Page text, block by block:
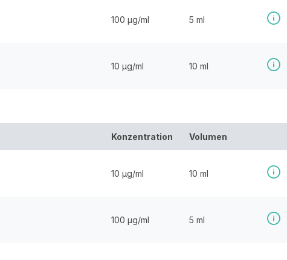
100 µg/ml 5 ml
10 µg/ml 10 ml
Konzentration Volumen
10 µg/ml 10 ml
100 µg/ml 5 ml